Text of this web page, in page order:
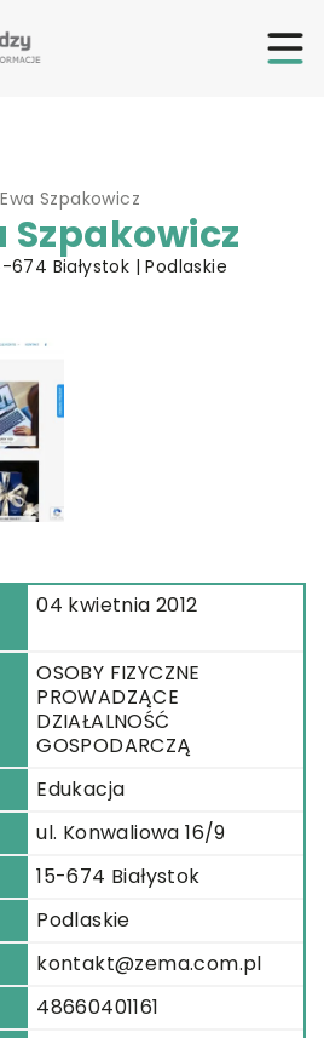
Ewa Szpakowicz
Szpakowicz
674 Białystok | Podlaskie
04 kwietnia 2012
OSOBY FIZYCZNE
PROWADZĄCE
DZIAŁALNOŚĆ
GOSPODARCZĄ
Edukacja
ul. Konwaliowa 16/9
15-674 Białystok
Podlaskie
kontakt@zema.com.pl
48660401161